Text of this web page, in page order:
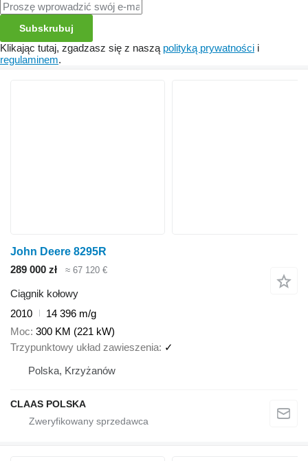
Subskrubuj
Klikając tutaj, zgadzasz się z naszą polityką prywatności i
regulaminem.
John Deere 8295R
289 000 zł
≈ 67 120 €
Ciągnik kołowy
2010
14 396 m/g
Moc 300 KM (221 kW)
Trzypunktowy układ zawieszenia ✓
Polska, Krzyżanów
CLAAS POLSKA